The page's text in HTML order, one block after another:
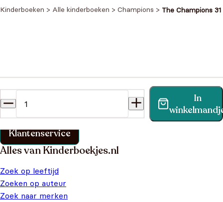
Kinderboeken > Alle kinderboeken > Champions > The Champions 31
In
Vind binnen no-time antwoord op je vraag op onze
klantenservice pagina.
Klantenservice
Alles van Kinderboekjes.nl
Zoek op leeftijd
Zoeken op auteur
Zoek naar merken